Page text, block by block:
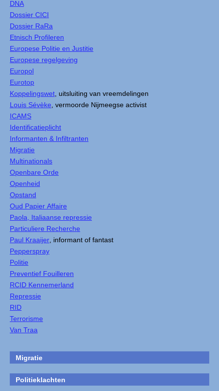
DNA
Dossier CICI
Dossier RaRa
Etnisch Profileren
Europese Politie en Justitie
Europese regelgeving
Europol
Eurotop
Koppelingswet , uitsluiting van vreemdelingen
Louis Sévèke , vermoorde Nijmeegse activist
ICAMS
Identificatieplicht
Informanten & Infiltranten
Migratie
Multinationals
Openbare Orde
Openheid
Opstand
Oud Papier Affaire
Paola, Italiaanse repressie
Particuliere Recherche
Paul Kraaijer , informant of fantast
Pepperspray
Politie
Preventief Fouilleren
RCID Kennemerland
Repressie
RID
Terrorisme
Van Traa
Migratie
Politieklachten